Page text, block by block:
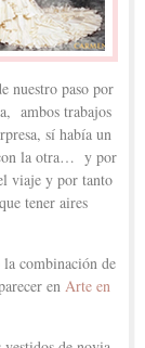
nuestro paso por
ambos trabajos
sí había un
con la otra… y por
viaje y por tanto
tener aires
combinación de
en Arte en